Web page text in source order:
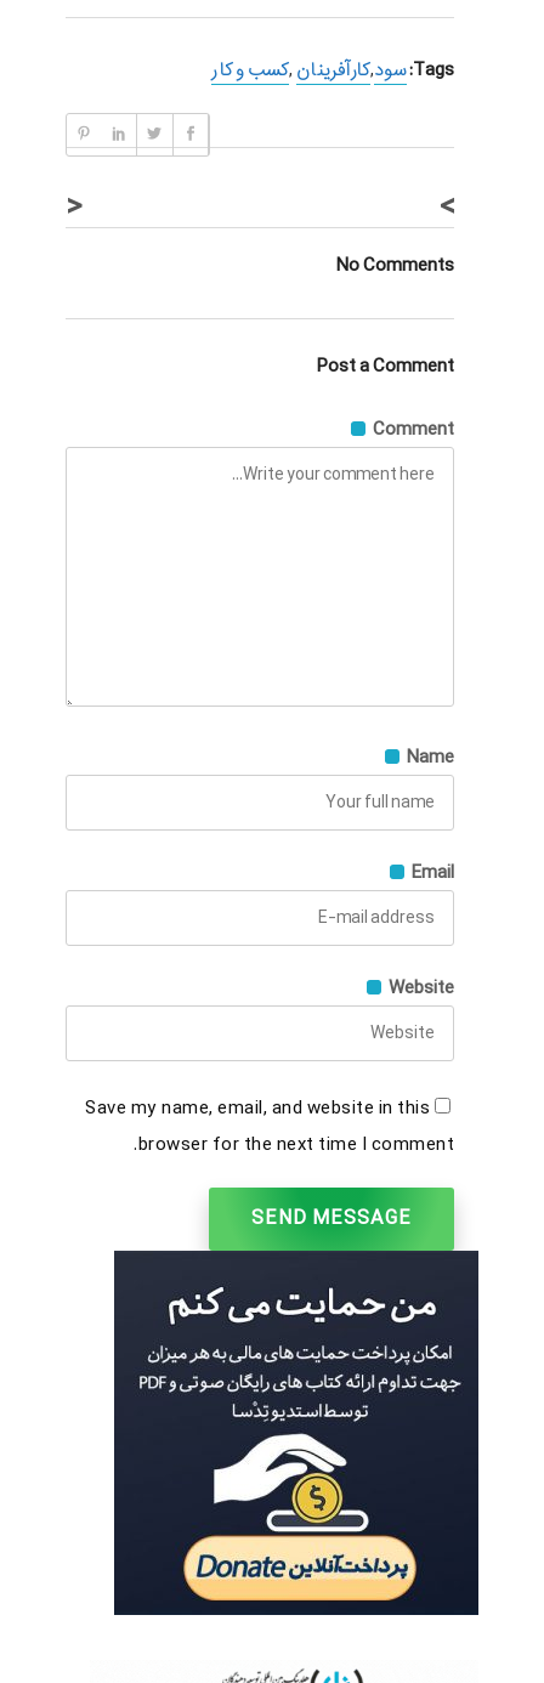
Tags: سود,کارآفرینان ,کسب و کار
< >
No Comments
Post a Comment
Comment
Name
Email
Website
Save my name, email, and website in this
browser for the next time I comment.